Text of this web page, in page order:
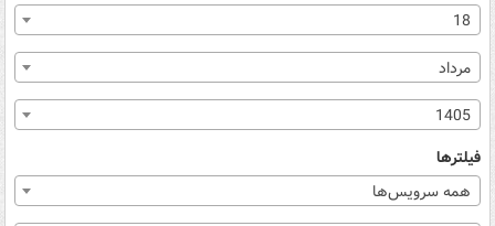
18
مرداد
1405
فیلترها
همه سرویس‌ها